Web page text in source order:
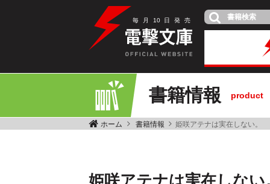
毎 月 10 日 発 売
書籍情報 product
ホーム 書籍情報 姫咲アテナは実在しない。
姫咲アテナは実在しない